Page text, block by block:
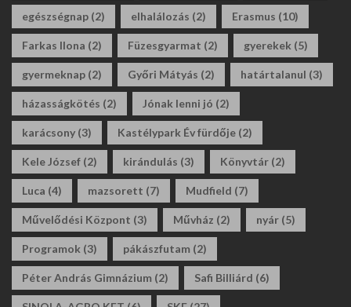
egészségnap (2) elhalálozás (2) Erasmus (10)
Farkas Ilona (2) Füzesgyarmat (2) gyerekek (5)
gyermeknap (2) Győri Mátyás (2) határtalanul (3)
házasságkötés (2) Jónak lenni jó (2)
karácsony (3) Kastélypark Év fürdője (2)
Kele József (2) kirándulás (3) Könyvtár (2)
Luca (4) mazsorett (7) Mudfield (7)
Művelődési Központ (3) Művház (2) nyár (5)
Programok (3) pákászfutam (2)
Péter András Gimnázium (2) Safi Billiárd (6)